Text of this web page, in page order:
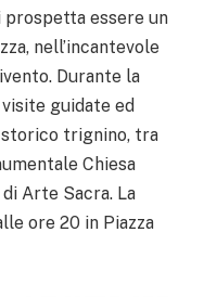
prospetta essere un
nell’incantevole
Durante la
guidate ed
trignino, tra
Chiesa
Arte Sacra. La
ore 20 in Piazza